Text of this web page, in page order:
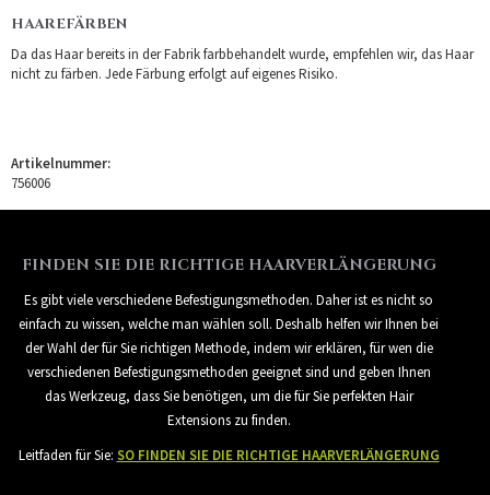
HAAREFÄRBEN
Da das Haar bereits in der Fabrik farbbehandelt wurde, empfehlen wir, das Haar
nicht zu färben. Jede Färbung erfolgt auf eigenes Risiko.
Artikelnummer:
756006
FINDEN SIE DIE RICHTIGE HAARVERLÄNGERUNG
Es gibt viele verschiedene Befestigungsmethoden. Daher ist es nicht so
einfach zu wissen, welche man wählen soll. Deshalb helfen wir Ihnen bei
der Wahl der für Sie richtigen Methode, indem wir erklären, für wen die
verschiedenen Befestigungsmethoden geeignet sind und geben Ihnen
das Werkzeug, dass Sie benötigen, um die für Sie perfekten Hair
Extensions zu finden.
Leitfaden für Sie: SO FINDEN SIE DIE RICHTIGE HAARVERLÄNGERUNG